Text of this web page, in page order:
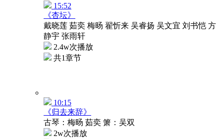
15:52
《杏坛》
戴晓莲 茹奕 梅旸 翟忻来 吴睿扬 吴文宜 刘书恺 方
静宇 张雨轩
2.4w次播放
共1章节
10:15
《归去来辞》
古琴：梅旸 茹奕 箫：吴双
2w次播放